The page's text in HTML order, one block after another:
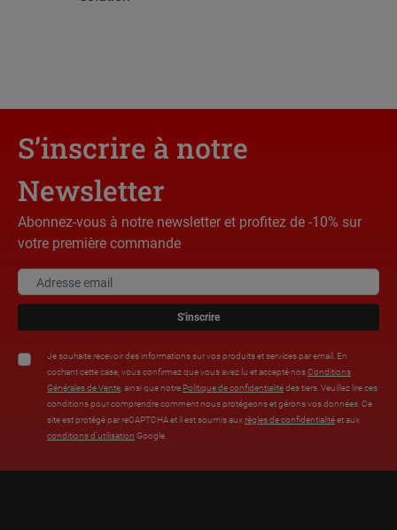
S’inscrire à notre
Newsletter
Abonnez-vous à notre newsletter et profitez de -10% sur
votre première commande
S'inscrire
Je souhaite recevoir des informations sur vos produits et services par email. En
cochant cette case, vous confirmez que vous avez lu et accepté nosConditions
Générales de Vente, ainsi que notre Politique de confidentialitédes tiers. Veuillez lire ces
conditions pour comprendre comment nous protégeons et gérons vos données. Ce
site est protégé par reCAPTCHA et il est soumis auxrègles de confidentialitéet aux
conditions d’utilisation Google.